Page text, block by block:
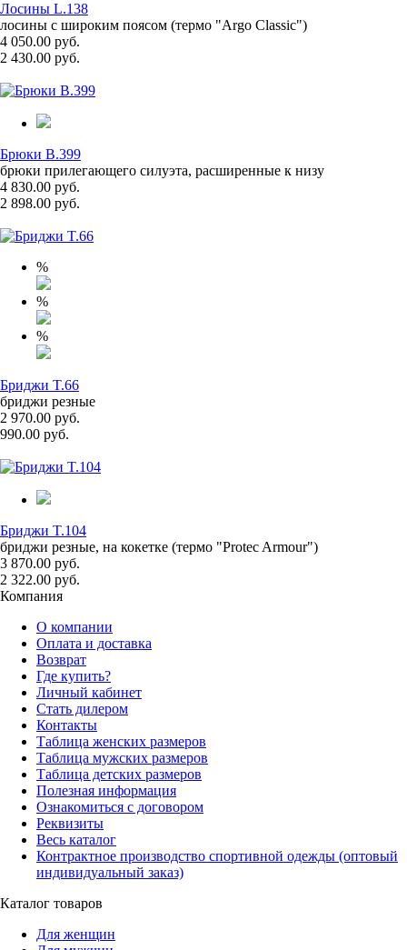
Лосины L.138
лосины с широким поясом (термо "Argo Classic")
4 050.00 руб.
2 430.00 руб.
Брюки B.399
брюки прилегающего силуэта, расширенные к низу
4 830.00 руб.
2 898.00 руб.
%
%
%
Бриджи T.66
бриджи резные
2 970.00 руб.
990.00 руб.
Бриджи T.104
бриджи резные, на кокетке (термо "Protec Armour")
3 870.00 руб.
2 322.00 руб.
Компания
О компании
Оплата и доставка
Возврат
Где купить?
Личный кабинет
Стать дилером
Контакты
Таблица женских размеров
Таблица мужских размеров
Таблица детских размеров
Полезная информация
Ознакомиться с договором
Реквизиты
Весь каталог
Контрактное производство спортивной одежды (оптовый
индивидуальный заказ)
Каталог товаров
Для женщин